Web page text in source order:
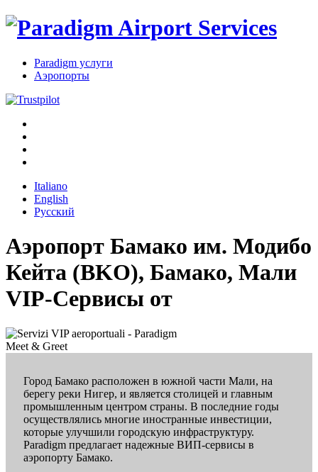
Paradigm услуги
Аэропорты
Italiano
English
Русский
Аэропорт Бамако им. Модибо
Кейта (BKO), Бамако, Мали
VIP-Сервисы от
Город Бамако расположен в южной части Мали, на
берегу реки Нигер, и является столицей и главным
промышленным центром страны. В последние годы
осуществлялись многие иностранные инвестиции,
которые улучшили городскую инфраструктуру.
Paradigm предлагает надежные ВИП-сервисы в
аэропорту Бамако.